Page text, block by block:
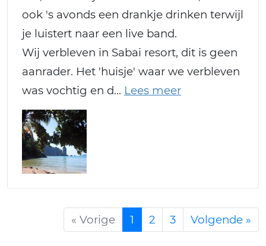
ook 's avonds een drankje drinken terwijl
je luistert naar een live band.
Wij verbleven in Sabai resort, dit is geen
aanrader. Het 'huisje' waar we verbleven
was vochtig en d
« Vorige 1 2 3 Volgende »